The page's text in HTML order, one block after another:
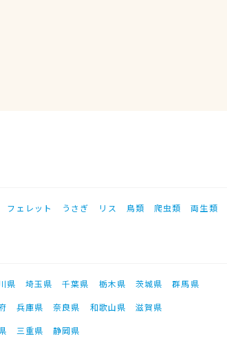
フェレット うさぎ リス 鳥類 爬虫類 両生類
県 埼玉県 千葉県 栃木県 茨城県
群馬県
兵庫県 奈良県 和歌山県
滋賀県
三重県
静岡県